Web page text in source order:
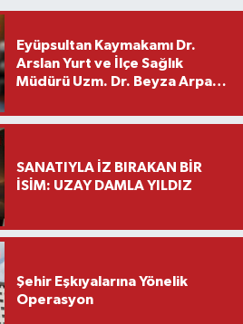
Eyüpsultan Kaymakamı Dr.
Arslan Yurt ve İlçe Sağlık
Müdürü Uzm. Dr. Beyza Arpacı
Ziyareti
SANATIYLA İZ BIRAKAN BİR
İSİM: UZAY DAMLA YILDIZ
Şehir Eşkıyalarına Yönelik
Operasyon